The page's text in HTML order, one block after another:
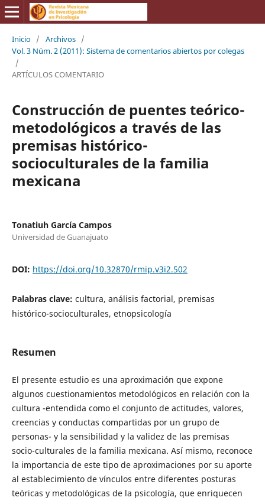
Inicio / Archivos /
Vol. 3 Núm. 2 (2011): Sistema de comentarios abiertos por colegas
/
ARTÍCULOS COMENTARIO
Construcción de puentes teórico-
metodológicos a través de las
premisas histórico-
socioculturales de la familia
mexicana
Tonatiuh García Campos
Universidad de Guanajuato
DOI: https://doi.org/10.32870/rmip.v3i2.502
Palabras clave: cultura, análisis factorial, premisas
histórico-socioculturales, etnopsicología
Resumen
El presente estudio es una aproximación que expone
algunos cuestionamientos metodológicos en relación con la
cultura -entendida como el conjunto de actitudes, valores,
creencias y conductas compartidas por un grupo de
personas- y la sensibilidad y la validez de las premisas
socio-culturales de la familia mexicana. Así mismo, reconoce
la importancia de este tipo de aproximaciones por su aporte
al establecimiento de vínculos entre diferentes posturas
teóricas y metodológicas de la psicología, que enriquecen